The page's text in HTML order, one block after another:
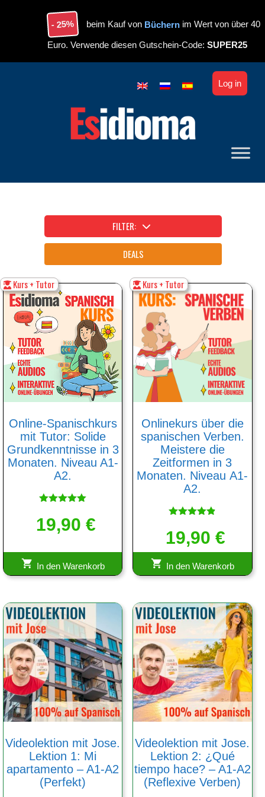
- 25% beim Kauf von Büchern im Wert von über 40
Euro. Verwende diesen Gutschein-Code: SUPER25
Log in
FILTER:
DEALS
Kurs + Tutor
Online-Spanischkurs
mit Tutor: Solide
Grundkenntnisse in 3
Monaten. Niveau A1-
A2.
mit
5.00
19,90 €
In den Warenkorb
Kurs + Tutor
Onlinekurs über die
spanischen Verben.
Meistere die
Zeitformen in 3
Monaten. Niveau А1-
А2.
mit
4.83
von 5
19,90 €
In den Warenkorb
Videolektion mit Jose.
Lektion 1: Mi
apartamento – A1-A2
(Perfekt)
Videolektion mit Jose.
Lektion 2: ¿Qué
tiempo hace? – A1-A2
(Reflexive Verben)